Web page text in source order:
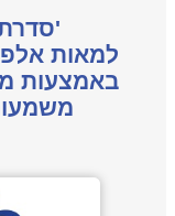
למאות
באמצעות